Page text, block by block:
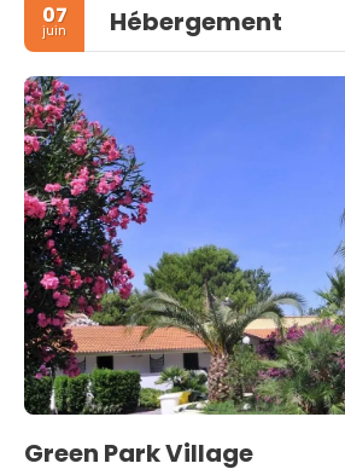
07
juin Hébergement
Green Park Village